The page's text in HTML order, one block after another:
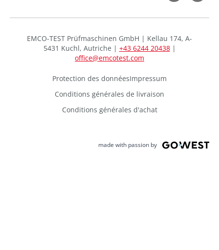
EMCO-TEST Prüfmaschinen GmbH | Kellau 174, A-
5431 Kuchl, Autriche | +43 6244 20438|
office@emcotest.com
Protection des donnéesImpressum
Conditions générales de livraison
Conditions générales d'achat
made with passion by